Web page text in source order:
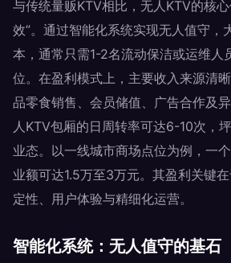
与传统量贩KTV相比，无人KTV的核
效”。通过智能化系统实现无人值守，
本，通常只需1-2名流动保洁或运维人
位。在盈利模式上，主要收入来源清
品零食销售、会员储值、广告合作及
人KTV包厢的日周转率可达6-10次，
业态。以一线城市商场点位为例，一
业额可达1.5万至3万元。其盈利关键
定性、用户体验与精细化运营。
智能化系统：无人值守的基石